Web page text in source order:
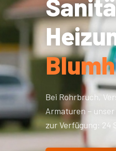
Bei Rohrbruch,
Armaturen –
zur Verfügung: 24